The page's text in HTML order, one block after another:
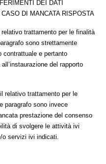
DEI DATI
DI MANCATA RISPOSTA
relativo trattamento per le finalità
sono strettamente
contrattuale e pertanto
del rapporto
relativo trattamento per le
paragrafo sono invece
prestazione del consenso
di svolgere le attività ivi
o servizi ivi indicati.